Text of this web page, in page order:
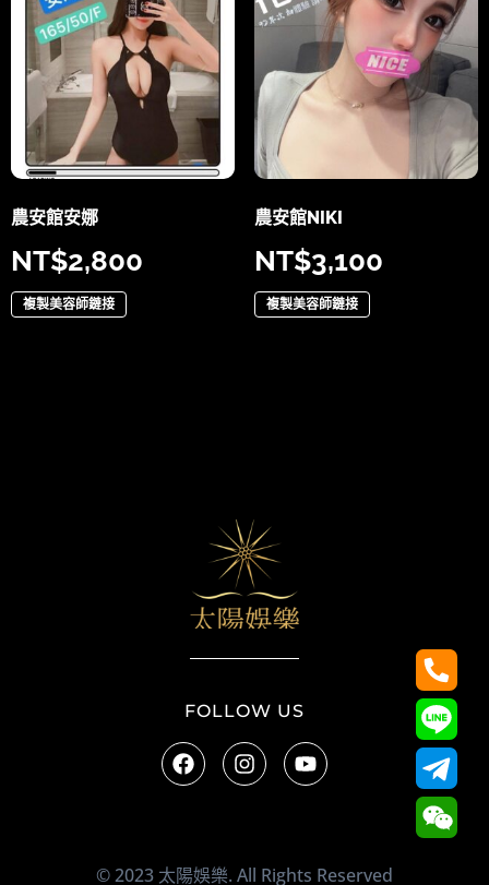
農安館安娜
NT$2,800
複製美容師鏈接
農安館NIKI
NT$3,100
複製美容師鏈接
FOLLOW US
© 2023 太陽娛樂. All Rights Reserved